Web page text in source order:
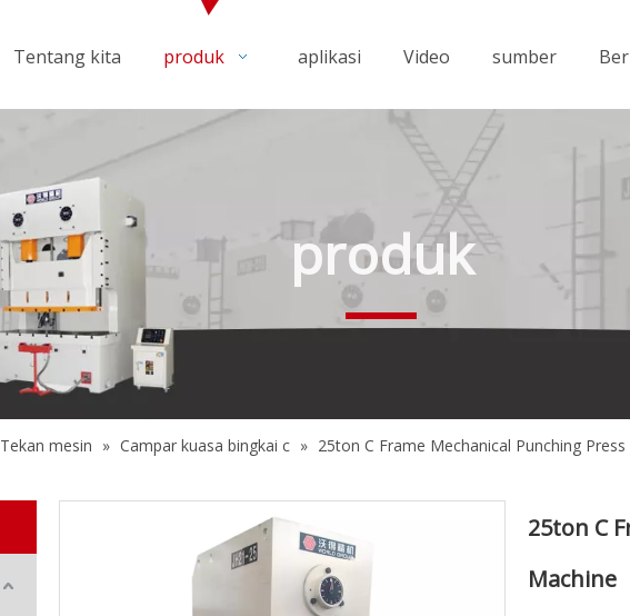
Tentang kita produk aplikasi Video sumber
produk
Tekan mesin » Campar kuasa bingkai c » 25ton C Frame Mechanical Punching
25ton C
Machine